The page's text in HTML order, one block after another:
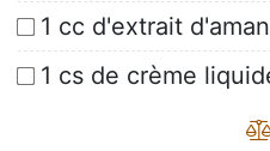
1 cc d'extrait
1 cs de crème